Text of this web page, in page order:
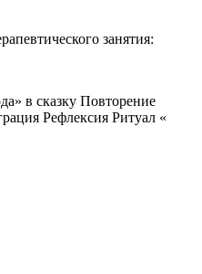
занятия:
в сказку Повторение
Рефлексия Ритуал «